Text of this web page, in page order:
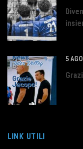
5
LINK UTILI